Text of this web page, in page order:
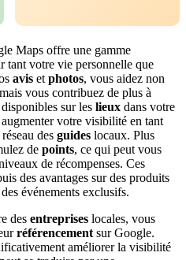
Maps offre une gamme
tant votre vie personnelle que
avis et photos, vous aidez non
vous contribuez de plus à
disponibles sur les lieux dans votre
votre visibilité en tant
des guides locaux. Plus
de points, ce qui peut vous
de récompenses. Ces
des avantages sur des produits
événements exclusifs.
des entreprises locales, vous
référencement sur Google.
améliorer la visibilité